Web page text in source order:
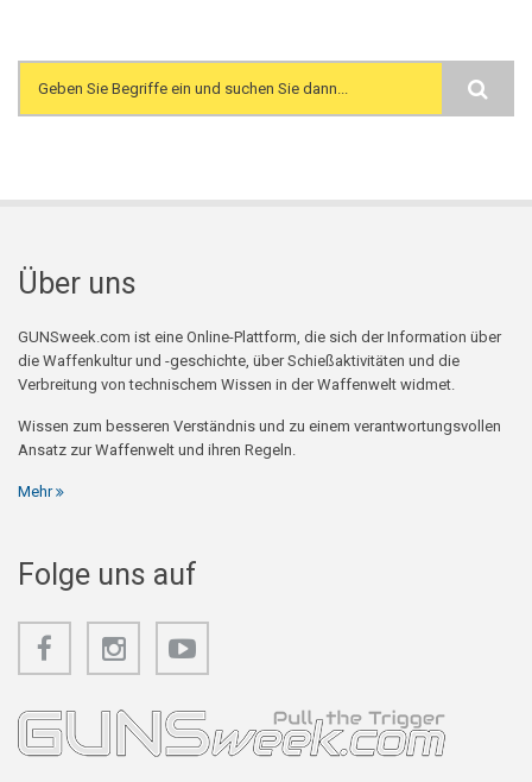
Search form
Über uns
GUNSweek.com ist eine Online-Plattform, die sich der Information über
die Waffenkultur und -geschichte, über Schießaktivitäten und die
Verbreitung von technischem Wissen in der Waffenwelt widmet.
Wissen zum besseren Verständnis und zu einem verantwortungsvollen
Ansatz zur Waffenwelt und ihren Regeln.
Mehr
Folge uns auf